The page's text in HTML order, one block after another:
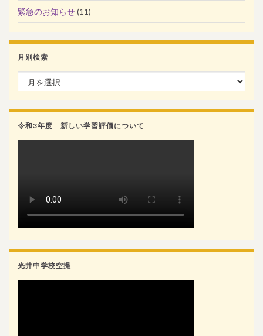
緊急のお知らせ(11)
月別検索
月別検索
令和3年度 新しい学習評価について
光井中学校空撮